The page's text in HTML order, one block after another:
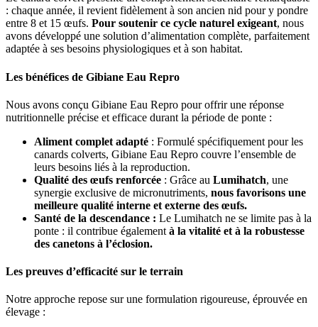
: chaque année, il revient fidèlement à son ancien nid pour y pondre
entre 8 et 15 œufs. Pour soutenir ce cycle naturel exigeant, nous
avons développé une solution d’alimentation complète, parfaitement
adaptée à ses besoins physiologiques et à son habitat.
Les bénéfices de Gibiane Eau Repro
Nous avons conçu Gibiane Eau Repro pour offrir une réponse
nutritionnelle précise et efficace durant la période de ponte :
Aliment complet adapté : Formulé spécifiquement pour les
canards colverts, Gibiane Eau Repro couvre l’ensemble de
leurs besoins liés à la reproduction.
Qualité des œufs renforcée : Grâce au Lumihatch, une
synergie exclusive de micronutriments, nous favorisons une
meilleure qualité interne et externe des œufs.
Santé de la descendance : Le Lumihatch ne se limite pas à la
ponte : il contribue également à la vitalité et à la robustesse
des canetons à l’éclosion.
Les preuves d’efficacité sur le terrain
Notre approche repose sur une formulation rigoureuse, éprouvée en
élevage :